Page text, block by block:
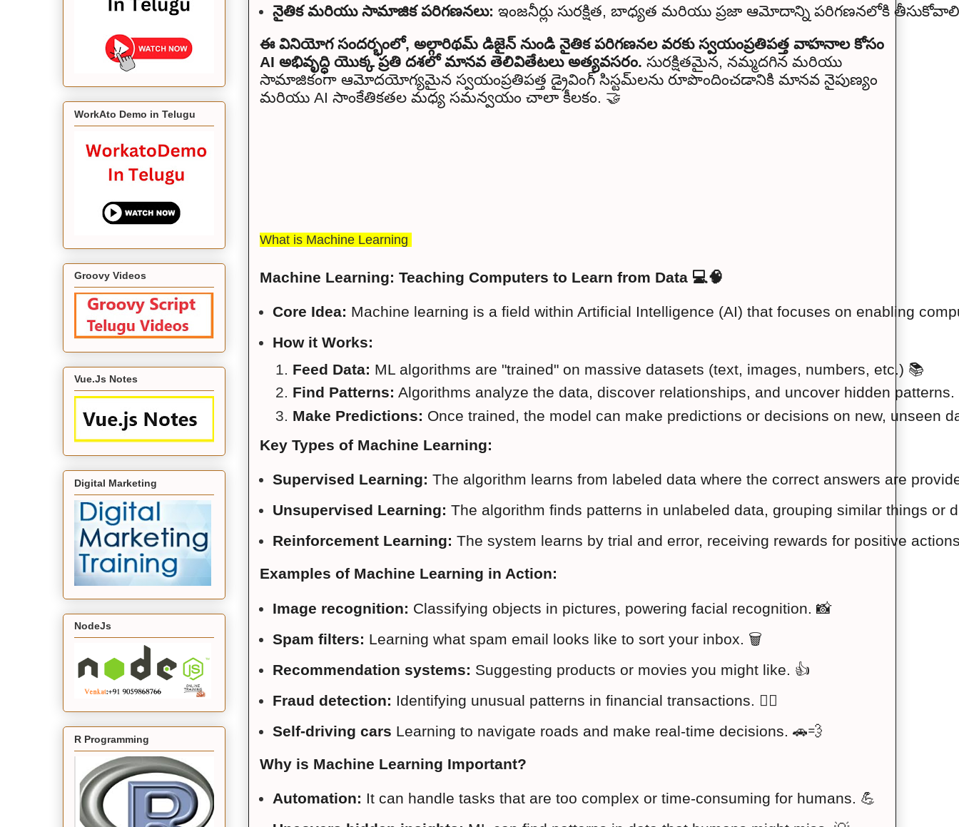
నైతిక మరియు సామాజిక పరిగణనలు: ఇంజనీర్లు సురక్షిత, బాధ్యత మరియు ప్రజా ఆమోదాన్ని పరిగణనలోకి
ఈ వినియోగ సందర్భంలో, అల్గారిథమ్ డిజైన్ నుండి నైతిక పరిగణనల వరకు స్వయంప్రతిపత్త వాహనాల కోసం
AI అభివృద్ధి యొక్క ప్రతి దశలో మానవ తెలివితేటలు అత్యవసరం. సురక్షితమైన, నమ్మదగిన మరియు
సామాజికంగా ఆమోదయోగ్యమైన స్వయంప్రతిపత్త డ్రైవింగ్ సిస్టమ్‌లను రూపొందించడానికి మానవ నైపుణ్యం
మరియు AI సాంకేతికతల మధ్య సమన్వయం చాలా కీలకం. 🤝
What is Machine Learning
Machine Learning: Teaching Computers to Learn from Data 💻🧠
Core Idea: Machine learning is a field within Artificial Intelligence (AI) that focuses on enabling
How it Works:
Feed Data: ML algorithms are "trained" on massive datasets (text, images, numbers, etc.) 📚
Find Patterns: Algorithms analyze the data, discover relationships, and uncover hidden patterns.
Make Predictions: Once trained, the model can make predictions or decisions on new, unseen
Key Types of Machine Learning:
Supervised Learning: The algorithm learns from labeled data where the correct answers are
Unsupervised Learning: The algorithm finds patterns in unlabeled data, grouping similar things
Reinforcement Learning: The system learns by trial and error, receiving rewards for positive
Examples of Machine Learning in Action:
Image recognition: Classifying objects in pictures, powering facial recognition. 📸
Spam filters: Learning what spam email looks like to sort your inbox. 🗑
Recommendation systems: Suggesting products or movies you might like. 👍
Fraud detection: Identifying unusual patterns in financial transactions. 🕵️‍♀️
Self-driving cars Learning to navigate roads and make real-time decisions. 🚗💨
Why is Machine Learning Important?
Automation: It can handle tasks that are too complex or time-consuming for humans. 💪
WorkAto Demo in Telugu
Groovy Videos
Vue.Js Notes
Digital Marketing
NodeJs
R Programming